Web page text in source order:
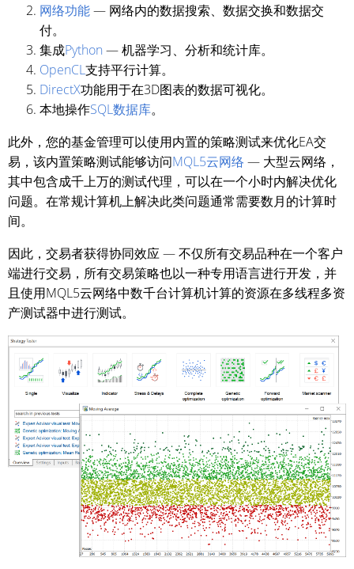
网络功能— 网络内的数据搜索、数据交换和数据交
付。
集成Python — 机器学习、分析和统计库。
OpenCL支持平行计算。
DirectX功能用于在3D图表的数据可视化。
本地操作SQL数据库。
此外，您的基金管理可以使用内置的策略测试来优化EA交
易，该内置策略测试能够访问MQL5云网络 — 大型云网络，
其中包含成千上万的测试代理，可以在一个小时内解决优化
问题。在常规计算机上解决此类问题通常需要数月的计算时
间。
因此，交易者获得协同效应 — 不仅所有交易品种在一个客户
端进行交易，所有交易策略也以一种专用语言进行开发，并
且使用MQL5云网络中数千台计算机计算的资源在多线程多资
产测试器中进行测试。